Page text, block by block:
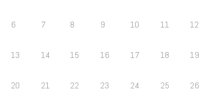
6 7 8 9 10 11 12
13 14 15 16 17 18 19
20 21 22 23 24 25 26